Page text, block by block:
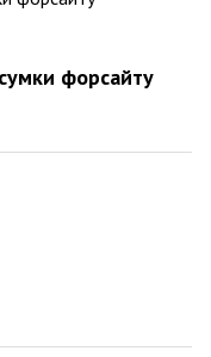
форсайту